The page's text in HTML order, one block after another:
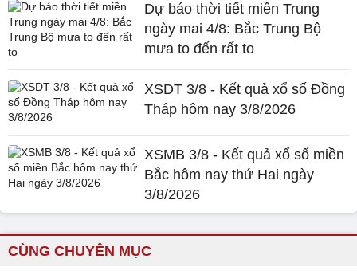
Dự báo thời tiết miền Trung
ngày mai 4/8: Bắc Trung Bộ
mưa to đến rất to
XSDT 3/8 - Kết quả xổ số Đồng
Tháp hôm nay 3/8/2026
XSMB 3/8 - Kết quả xổ số miền
Bắc hôm nay thứ Hai ngày
3/8/2026
CÙNG CHUYÊN MỤC